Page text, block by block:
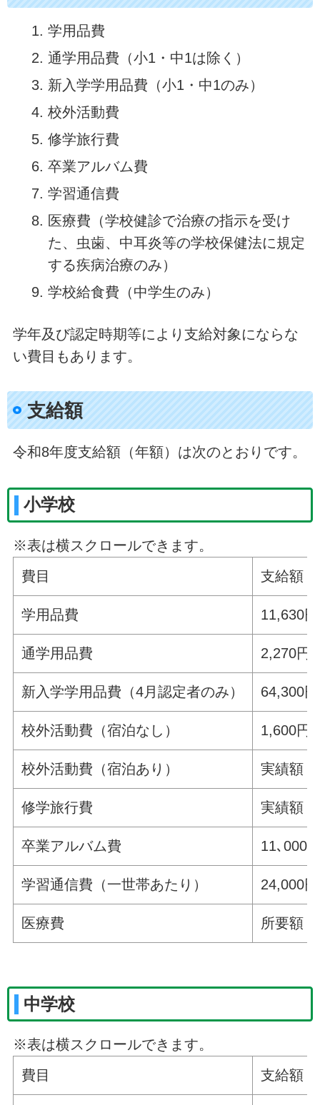
学用品費
通学用品費（小1・中1は除く）
新入学学用品費（小1・中1のみ）
校外活動費
修学旅行費
卒業アルバム費
学習通信費
医療費（学校健診で治療の指示を受け
た、虫歯、中耳炎等の学校保健法に規定
する疾病治療のみ）
学校給食費（中学生のみ）
学年及び認定時期等により支給対象にならな
い費目もあります。
支給額
令和8年度支給額（年額）は次のとおりです。
小学校
※表は横スクロールできます。
費目
支給額
学用品費 11,630円
通学用品費 2,270円
新入学学用品費（4月認定者のみ） 64,300円
校外活動費（宿泊なし） 1,600円
校外活動費（宿泊あり） 実績額
修学旅行費 実績額
卒業アルバム費 11､000
学習通信費（一世帯あたり） 24,000円
医療費 所要額
中学校
※表は横スクロールできます。
費目